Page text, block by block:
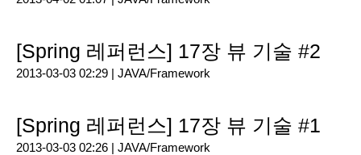
[Spring 레퍼런스] 17장 뷰 기술 #2
2013-03-03 02:29 | JAVA/Framework
[Spring 레퍼런스] 17장 뷰 기술 #1
2013-03-03 02:26 | JAVA/Framework